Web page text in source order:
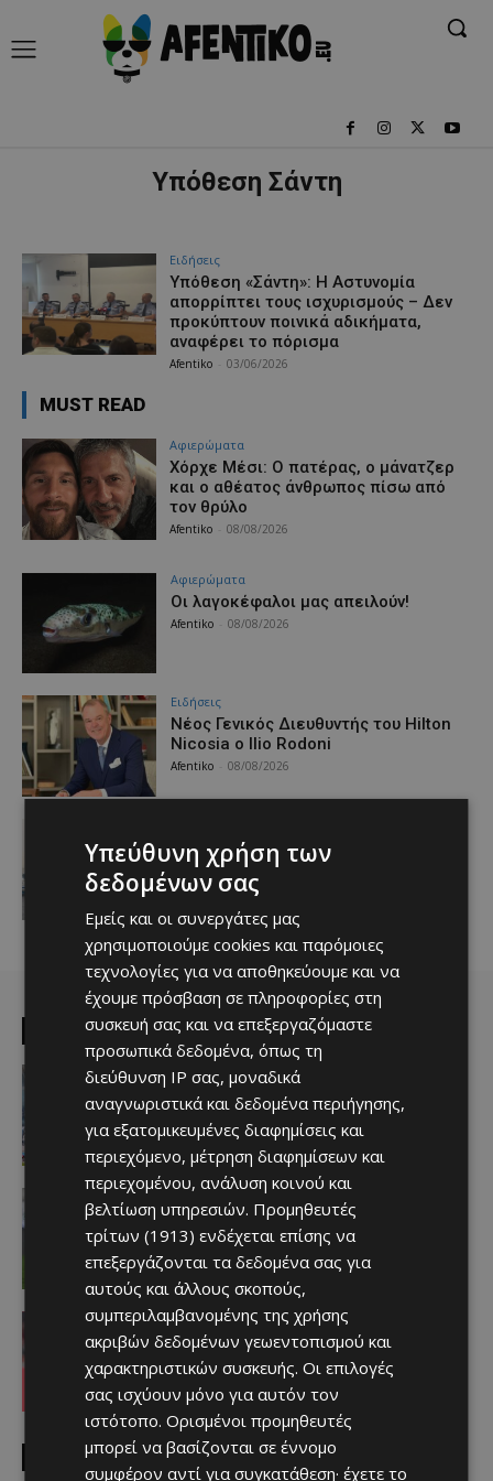
Υπόθεση Σάντη
Ειδήσεις
Υπόθεση «Σάντη»: Η Αστυνομία
απορρίπτει τους ισχυρισμούς – Δεν
προκύπτουν ποινικά αδικήματα,
αναφέρει το πόρισμα
Afentiko 03/06/2026
MUST READ
Aφιερώματα
Χόρχε Μέσι: Ο πατέρας, ο μάνατζερ
και ο αθέατος άνθρωπος πίσω από
τον θρύλο
Afentiko 08/08/2026
Aφιερώματα
Οι λαγοκέφαλοι μας απειλούν!
Afentiko 08/08/2026
Ειδήσεις
Νέος Γενικός Διευθυντής του Hilton
Nicosia ο Ilio Rodoni
Afentiko 08/08/2026
Υφυπουργείο Ναυτιλίας:
Εξασφαλισμένη η ακτοπλοϊκή
σύνδεση Κύπρου – Ελλάδας και το
Afentiko - 08/08/2026
EDITOR PICKS
Απόλλων
Πολύ μεγάλο ενδιαφέρον για ένα
«μαγικό χαρτάκι»
Afentiko - 06/08/2026
Αθλητικά - Επικαιρότητα
Παραμένει ο Ενρίκες – Παίρνει και
Χάιρο
Afentiko - 06/08/2026
Απόλλων
Τι ισχύει με Κονομή
Afentiko 06/08/2026
MUST READ
Υπεύθυνη χρήση των
δεδομένων σας
Εμείς και οι συνεργάτες μας
χρησιμοποιούμε cookies και παρόμοιες
τεχνολογίες για να αποθηκεύουμε και να
έχουμε πρόσβαση σε πληροφορίες στη
συσκευή σας και να επεξεργαζόμαστε
προσωπικά δεδομένα, όπως τη
διεύθυνση IP σας, μοναδικά
αναγνωριστικά και δεδομένα περιήγησης,
για εξατομικευμένες διαφημίσεις και
περιεχόμενο, μέτρηση διαφημίσεων και
περιεχομένου, ανάλυση κοινού και
βελτίωση υπηρεσιών. Προμηθευτές
τρίτων (1913) ενδέχεται επίσης να
επεξεργάζονται τα δεδομένα σας για
αυτούς και άλλους σκοπούς,
συμπεριλαμβανομένης της χρήσης
ακριβών δεδομένων γεωεντοπισμού και
χαρακτηριστικών συσκευής. Οι επιλογές
σας ισχύουν μόνο για αυτόν τον
ιστότοπο. Ορισμένοι προμηθευτές
μπορεί να βασίζονται σε έννομο
συμφέρον αντί για συγκατάθεση· έχετε το